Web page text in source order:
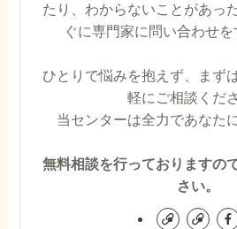
たり、わからないことがあっ
ぐに専門家に問い合わせを
ひとりで悩みを抱えず、まず
軽にご相談くだ
当センターは全力であなた
無料相談を行っておりますの
さい。